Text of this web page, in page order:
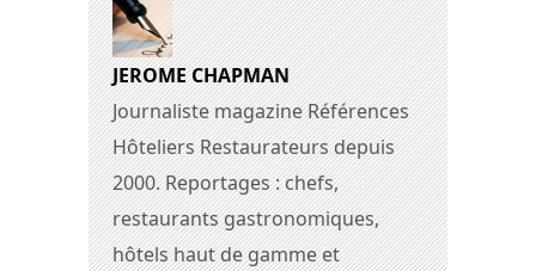
JEROME CHAPMAN
Journaliste magazine Références
Hôteliers Restaurateurs depuis
2000. Reportages : chefs,
restaurants gastronomiques,
hôtels haut de gamme et